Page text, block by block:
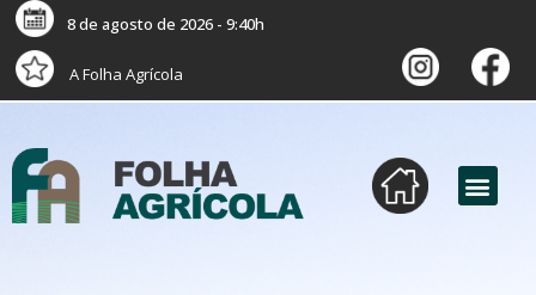
8 de agosto de 2026 - 9:40h
A Folha Agrícola